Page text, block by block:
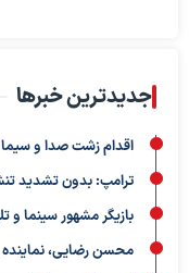
جدیدترین خبرها
اقدام زشت صدا و سیما
ترامپ: بدون تشدید
بازیگر مشهور سینما و
محسن رضایی، نماینده